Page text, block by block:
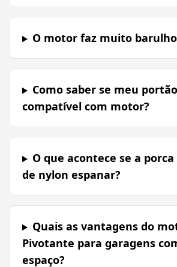
O motor faz muito
Como saber se meu
compatível com motor?
O que acontece se a
de nylon espanar?
Quais as vantagens do
Pivotante para garagens
espaço?